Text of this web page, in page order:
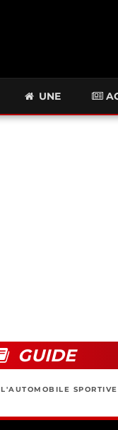
UNE
GUIDE
L'AUTOMOBILE SPORTIVE